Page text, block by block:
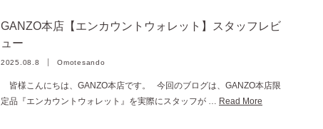
GANZO本店【エンカウントウォレット】スタッフレビ
ュー
2025.08.8 Omotesando
皆様こんにちは、GANZO本店です。 今回のブログは、GANZO本店限
定品『エンカウントウォレット』を実際にスタッフが … Read More